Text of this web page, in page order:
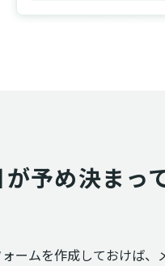
予め決まっ
ームを作成しておけば